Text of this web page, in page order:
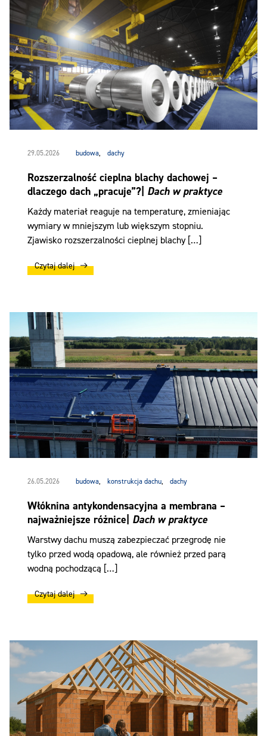
29.05.2026 budowa, dachy
Rozszerzalność cieplna blachy dachowej –
dlaczego dach „pracuje”?| Dach w praktyce
Każdy materiał reaguje na temperaturę, zmieniając
wymiary w mniejszym lub większym stopniu.
Zjawisko rozszerzalności cieplnej blachy […]
Czytaj dalej
26.05.2026 budowa, konstrukcja dachu, dachy
Włóknina antykondensacyjna a membrana –
najważniejsze różnice| Dach w praktyce
Warstwy dachu muszą zabezpieczać przegrodę nie
tylko przed wodą opadową, ale również przed parą
wodną pochodzącą […]
Czytaj dalej